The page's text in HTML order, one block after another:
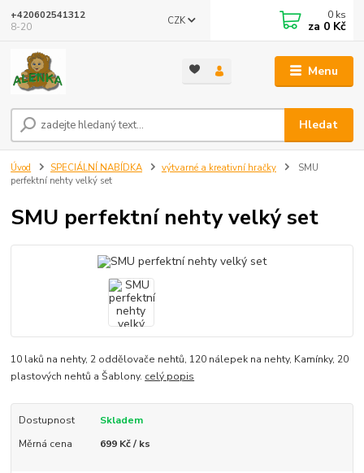
Menu
CZK
Hledat
+420602541312
8-20
0 ks
za 0 Kč
Úvod SPECIÁLNÍ NABÍDKA výtvarné a kreativní hračky
SMU
perfektní nehty velký set
SMU perfektní nehty velký set
10 laků na nehty, 2 oddělovače nehtů, 120 nálepek na nehty, Kamínky, 20
plastových nehtů a Šablony. celý popis
Dostupnost
Skladem
Měrná cena
699 Kč / ks